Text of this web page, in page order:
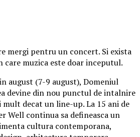
mergi pentru un concert. Si exista
care muzica este doar inceputul.
august (7-9 august), Domeniul
devine din nou punctul de intalnire
mult decat un line-up. La 15 ani de
Well continua sa defineasca un
cultura contemporana,